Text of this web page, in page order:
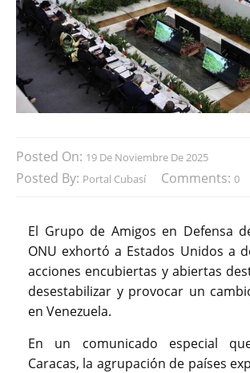
Posted On: 19 De Noviembre De 2025
Posted By: Portal Cubasí Comments: 0
El Grupo de Amigos en Defensa
ONU exhortó a Estados Unidos a
acciones encubiertas y abiertas
desestabilizar y provocar un
en Venezuela.
En un comunicado especial
Caracas, la agrupación de países